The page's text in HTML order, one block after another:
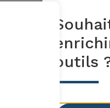
outils